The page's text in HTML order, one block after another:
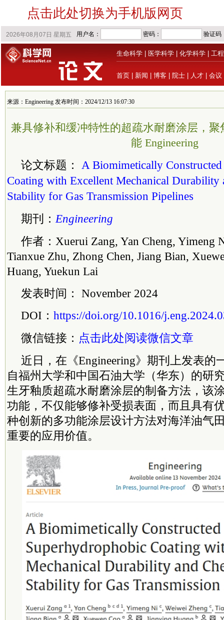
点击此处切换为手机版网页
生命科学 医学科学 化学科学 工
首页 新闻 博客 院士 人才 会议
来源：Engineering 发布时间：2024/12/13 16:07:30
兼具修补和缓冲特性的超疏水耐磨涂层，
能 Engineering
论文标题： A Biomimetically
Coating with Excellent Mechanical Durability
Stability for Gas Transmission Pipelines
期刊： Engineering
作者：Xuerui Zang, Yan Cheng, Yimeng
Tianxue Zhu, Zhong Chen, Jiang Bian,
Huang, Yuekun Lai
发表时间： November 2024
DOI： https://doi.org/10.1016/
微信链接： 点击此处阅读微信文章
近日，在《Engineering》期刊上发表的
自福州大学和中国石油大学（华东）的研
生牙釉质超疏水耐磨涂层的制备方法，该
功能，不仅能够修补受损表面，而且具有
种创新的多功能涂层设计方法对海洋油气
重要的应用价值。